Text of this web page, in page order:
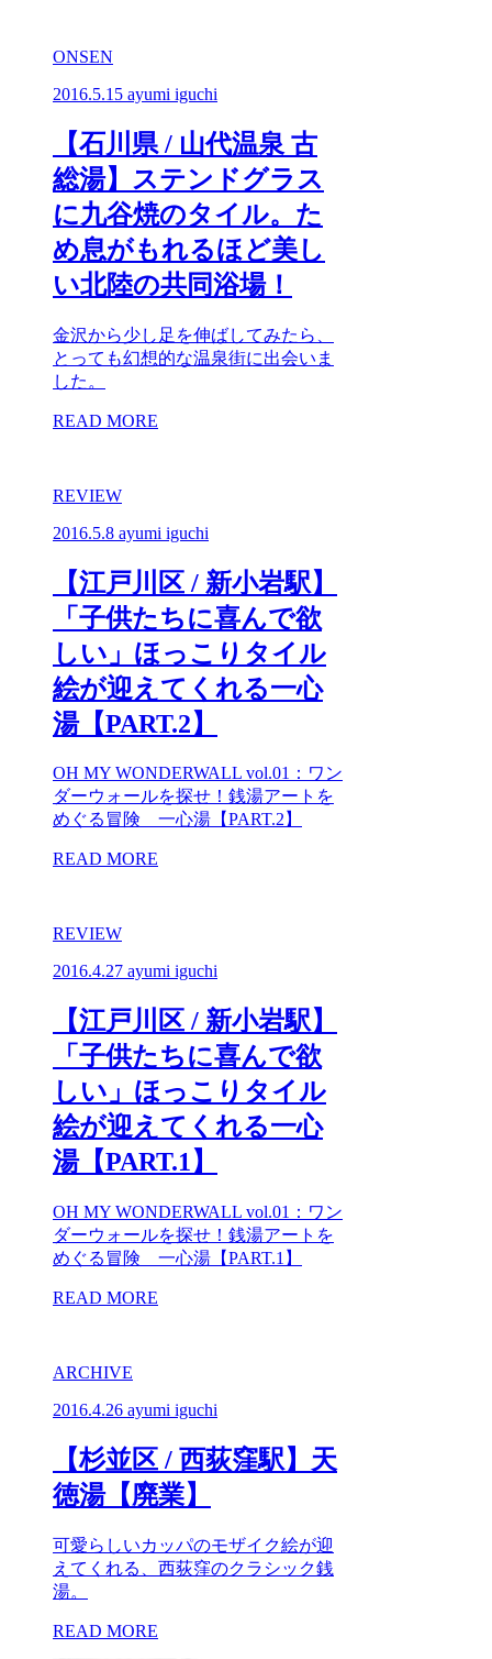
ONSEN
2016.5.15 ayumi iguchi
【石川県 / 山代温泉 古
総湯】ステンドグラス
に九谷焼のタイル。た
め息がもれるほど美し
い北陸の共同浴場！
金沢から少し足を伸ばしてみたら、
とっても幻想的な温泉街に出会いま
した。
READ MORE
REVIEW
2016.5.8 ayumi iguchi
【江戸川区 / 新小岩駅】
「子供たちに喜んで欲
しい」ほっこりタイル
絵が迎えてくれる一心
湯【PART.2】
OH MY WONDERWALL vol.01：ワン
ダーウォールを探せ！銭湯アートを
めぐる冒険 一心湯【PART.2】
READ MORE
REVIEW
2016.4.27 ayumi iguchi
【江戸川区 / 新小岩駅】
「子供たちに喜んで欲
しい」ほっこりタイル
絵が迎えてくれる一心
湯【PART.1】
OH MY WONDERWALL vol.01：ワン
ダーウォールを探せ！銭湯アートを
めぐる冒険 一心湯【PART.1】
READ MORE
ARCHIVE
2016.4.26 ayumi iguchi
【杉並区 / 西荻窪駅】天
徳湯【廃業】
可愛らしいカッパのモザイク絵が迎
えてくれる、西荻窪のクラシック銭
湯。
READ MORE